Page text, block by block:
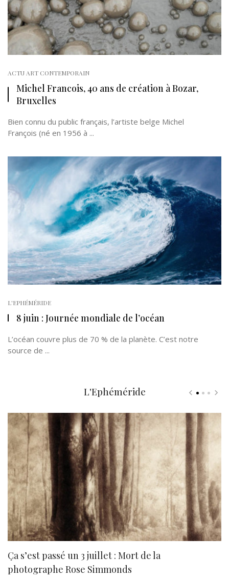
ACTU ART CONTEMPORAIN
Michel Francois, 40 ans de création à Bozar,
Bruxelles
Bien connu du public français, l’artiste belge Michel
François (né en 1956 à ...
L'EPHÉMÉRIDE
8 juin : Journée mondiale de l’océan
L’océan couvre plus de 70 % de la planète. C’est notre
source de ...
L'Ephéméride
Ça s’est passé un 3 juillet : Mort de la
photographe Rose Simmonds